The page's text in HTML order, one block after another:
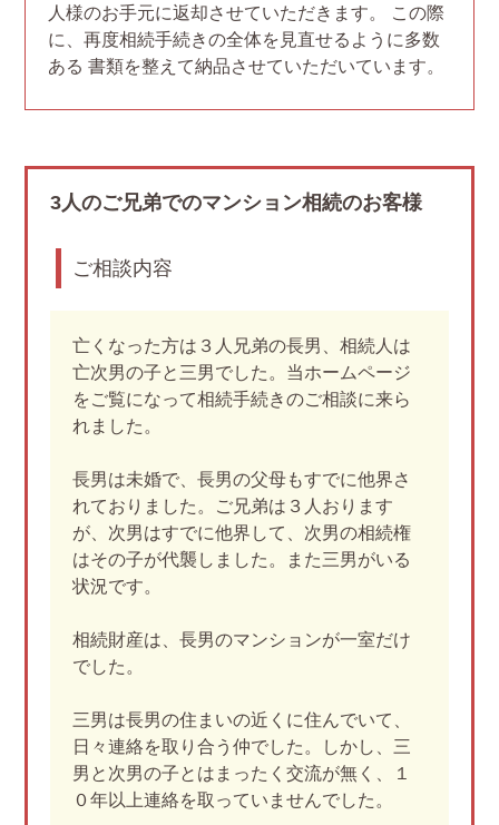
人様のお手元に返却させていただきます。 この際
に、再度相続手続きの全体を見直せるように多数
ある 書類を整えて納品させていただいています。
3人のご兄弟でのマンション相続のお客様
ご相談内容
亡くなった方は３人兄弟の長男、相続人は
亡次男の子と三男でした。当ホームページ
をご覧になって相続手続きのご相談に来ら
れました。
長男は未婚で、長男の父母もすでに他界さ
れておりました。ご兄弟は３人おります
が、次男はすでに他界して、次男の相続権
はその子が代襲しました。また三男がいる
状況です。
相続財産は、長男のマンションが一室だけ
でした。
三男は長男の住まいの近くに住んでいて、
日々連絡を取り合う仲でした。しかし、三
男と次男の子とはまったく交流が無く、１
０年以上連絡を取っていませんでした。